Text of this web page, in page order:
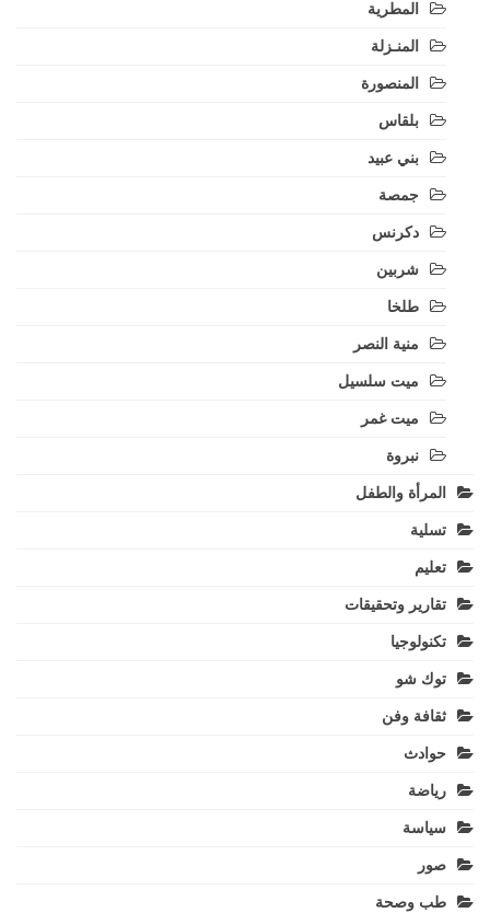
المطرية
المنـزلة
المنصورة
بلقاس
بني عبيد
جمصة
دكرنس
شربين
طلخا
منية النصر
ميت سلسيل
ميت غمر
نبروة
المرأة والطفل
تسلية
تعليم
تقارير وتحقيقات
تكنولوجيا
توك شو
ثقافة وفن
حوادث
رياضة
سياسة
صور
طب وصحة